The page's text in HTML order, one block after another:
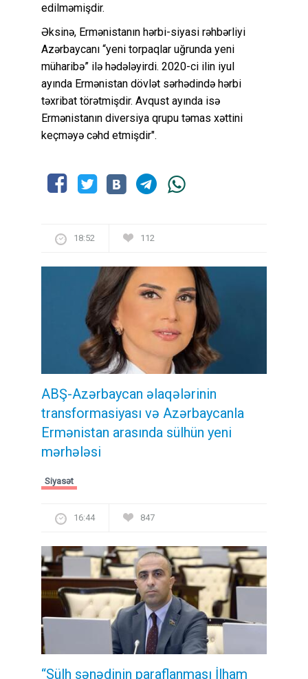
edilməmişdir.
Əksinə, Ermənistanın hərbi-siyasi rəhbərliyi
Azərbaycanı “yeni torpaqlar uğrunda yeni
müharibə” ilə hədələyirdi. 2020-ci ilin iyul
ayında Ermənistan dövlət sərhədində hərbi
təxribat törətmişdir. Avqust ayında isə
Ermənistanın diversiya qrupu təmas xəttini
keçməyə cəhd etmişdir".
18:52 112
ABŞ-Azərbaycan əlaqələrinin
transformasiyası və Azərbaycanla
Ermənistan arasında sülhün yeni
mərhələsi
Siyasət
16:44 847
“Sülh sənədinin paraflanması İlham